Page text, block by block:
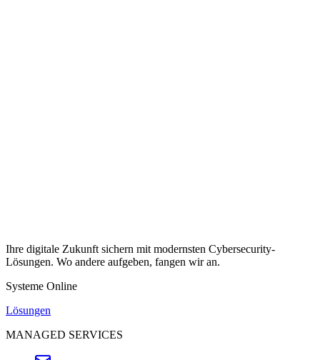
Ihre digitale Zukunft sichern mit modernsten Cybersecurity-
Lösungen. Wo andere aufgeben, fangen wir an.
Systeme Online
Lösungen
MANAGED SERVICES